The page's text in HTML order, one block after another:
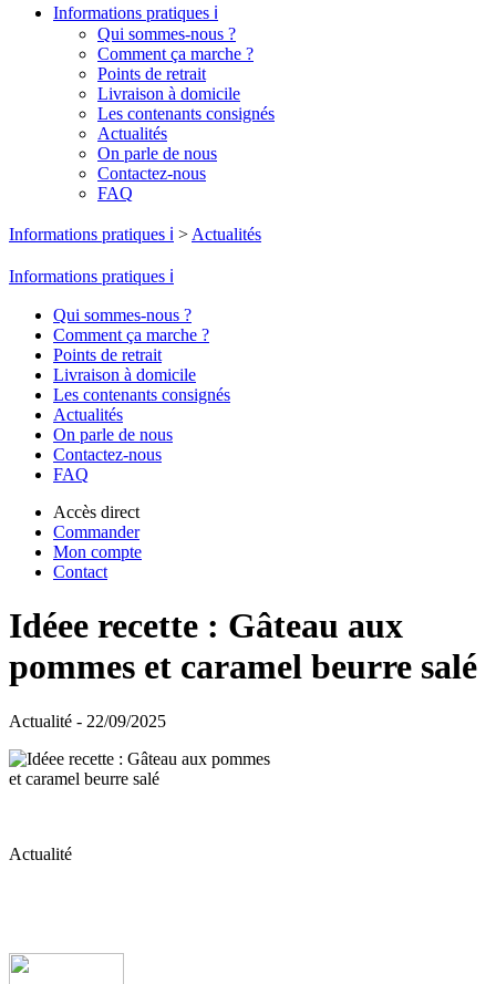
Informations pratiques ℹ️
Qui sommes-nous ?
Comment ça marche ?
Points de retrait
Livraison à domicile
Les contenants consignés
Actualités
On parle de nous
Contactez-nous
FAQ
Informations pratiques ℹ️ > Actualités
Informations pratiques ℹ️
Qui sommes-nous ?
Comment ça marche ?
Points de retrait
Livraison à domicile
Les contenants consignés
Actualités
On parle de nous
Contactez-nous
FAQ
Accès direct
Commander
Mon compte
Contact
Idéee recette : Gâteau aux
pommes et caramel beurre salé
Actualité - 22/09/2025
Actualité